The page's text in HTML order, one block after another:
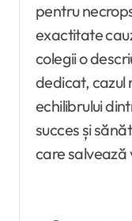
pentru
exactitate
colegii o
dedicat, cazul
echilibrului
succes și
care salvează